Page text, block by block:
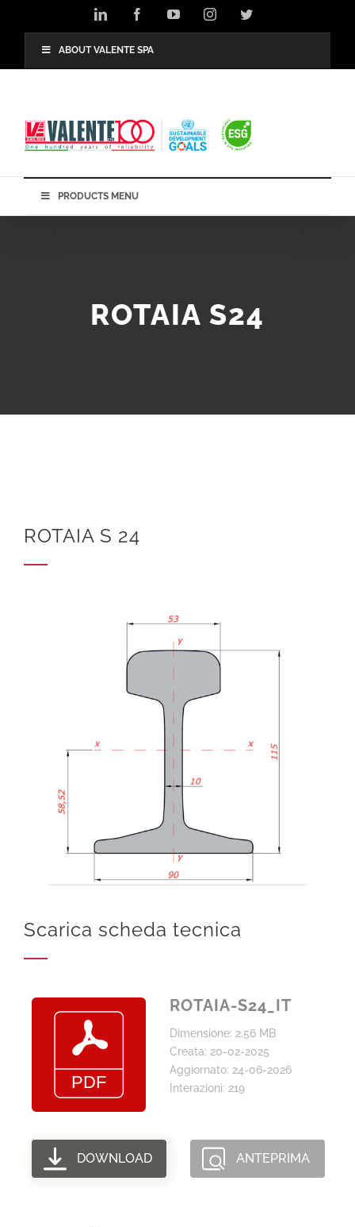
LinkedIn FacebookYouTubeInstagramTwitter
ABOUT VALENTE SPA
PRODUCTS MENU
ROTAIA S24
ROTAIA S 24
Scarica scheda tecnica
ROTAIA-S24_IT
Dimensione: 2.56 MB
Creata: 20-02-2025
Aggiornato: 24-06-2026
Interazioni: 219
DOWNLOAD ANTEPRIMA